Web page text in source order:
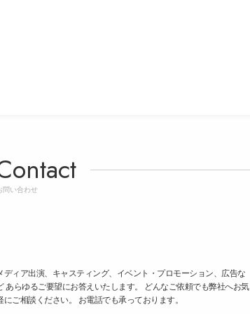
問い合わせ
ディア出演、キャスティング、イベント・プロモーション、広告な
あらゆるご要望にお答えいたします。 どんなご依頼でも弊社へお気
にご相談ください。 お電話でも承っております。